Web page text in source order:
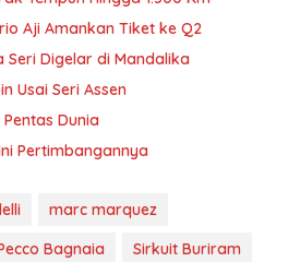
Aji Amankan Tiket ke Q2
Seri Digelar di Mandalika
Usai Seri Assen
Dunia
Pertimbangannya
marc marquez
Bagnaia Sirkuit Buriram